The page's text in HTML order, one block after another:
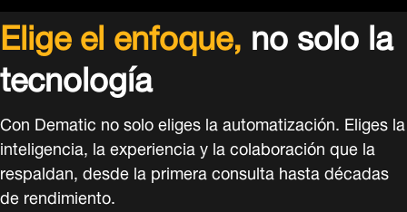
Elige el enfoque,no solo la
tecnología
Con Dematic no solo eliges la automatización. Eliges la
inteligencia, la experiencia y la colaboración que la
respaldan, desde la primera consulta hasta décadas
de rendimiento.